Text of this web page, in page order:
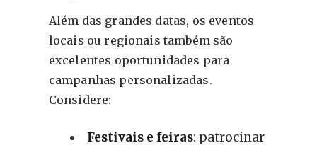
Além das grandes datas, os eventos
locais ou regionais também são
excelentes oportunidades para
campanhas personalizadas.
Considere:
Festivais e feiras: patrocinar